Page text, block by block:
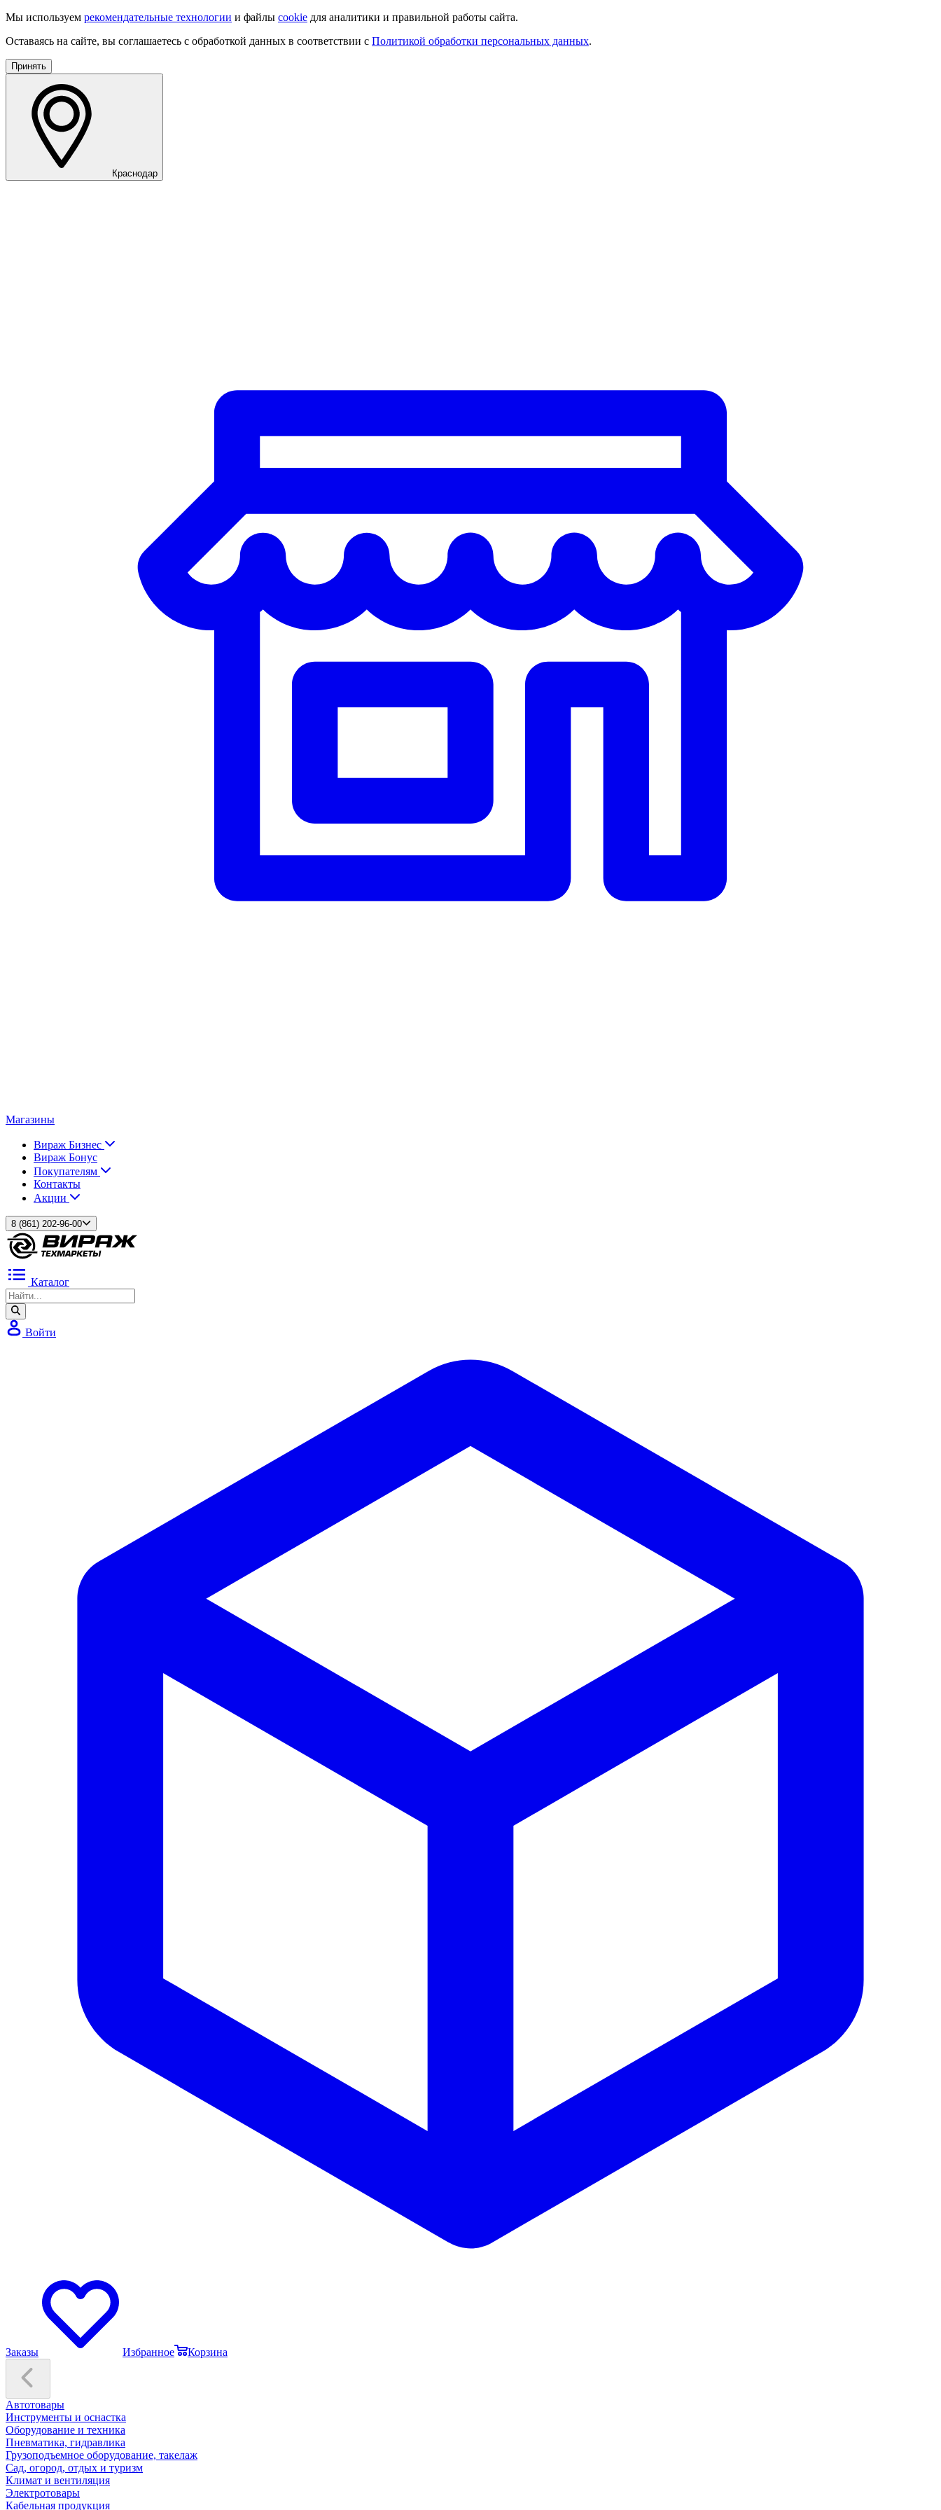
Мы используем рекомендательные технологии и файлы cookie для аналитики и правильной работы сайта.
Оставаясь на сайте, вы соглашаетесь с обработкой данных в соответствии с Политикой обработки персональных данных.
Принять
Краснодар
Магазины
Вираж Бизнес
Вираж Бонус
Покупателям
Контакты
Акции
8 (861) 202-96-00
Каталог
Войти
Заказы Избранное Корзина
Автотовары
Инструменты и оснастка
Оборудование и техника
Пневматика, гидравлика
Грузоподъемное оборудование, такелаж
Сад, огород, отдых и туризм
Климат и вентиляция
Электротовары
Кабельная продукция